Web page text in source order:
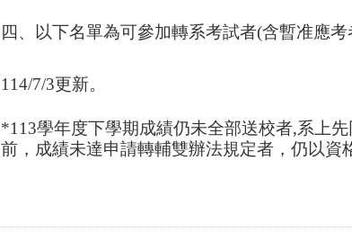
四、以下名單為可參加轉系考試者(含暫准應考
114/7/3更新。
*113學年度下學期成績仍未全部送校者,系上
前，成績未達申請轉輔雙辦法規定者，仍以資